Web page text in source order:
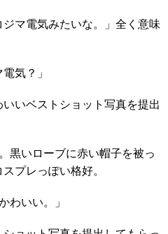
マ電気みたいな。」全く意味
気？」
いベストショット写真を提出
黒いローブに赤い帽子を被っ
プレっぽい格好。
わいい。」